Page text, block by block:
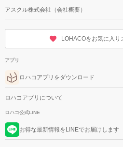
アスクル株式会社（会社概要）
LOHACOをお気に入り
アプリ
ロハコアプリをダウンロード
ロハコアプリについて
ロハコ公式LINE
お得な最新情報をLINEでお届けします